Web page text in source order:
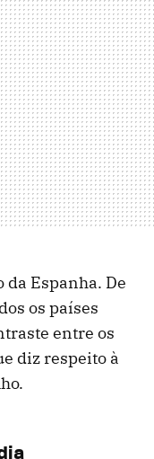
da Espanha. De
os países
entre os
diz respeito à